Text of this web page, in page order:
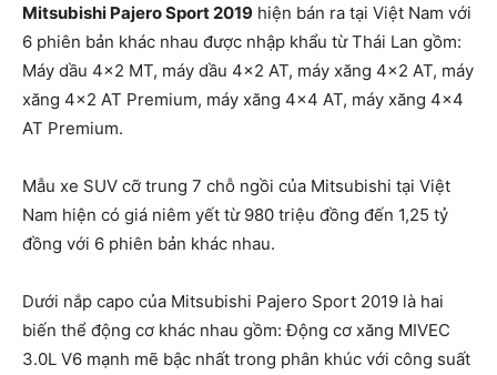
Mitsubishi Pajero Sport 2019 hiện bán ra tại Việt Nam với
6 phiên bản khác nhau được nhập khẩu từ Thái Lan gồm:
Máy dầu 4×2 MT, máy dầu 4×2 AT, máy xăng 4×2 AT, máy
xăng 4×2 AT Premium, máy xăng 4×4 AT, máy xăng 4×4
AT Premium.
Mẫu xe SUV cỡ trung 7 chỗ ngồi của Mitsubishi tại Việt
Nam hiện có giá niêm yết từ 980 triệu đồng đến 1,25 tỷ
đồng với 6 phiên bản khác nhau.
Dưới nắp capo của Mitsubishi Pajero Sport 2019 là hai
biến thể động cơ khác nhau gồm: Động cơ xăng MIVEC
3.0L V6 mạnh mẽ bậc nhất trong phân khúc với công suất